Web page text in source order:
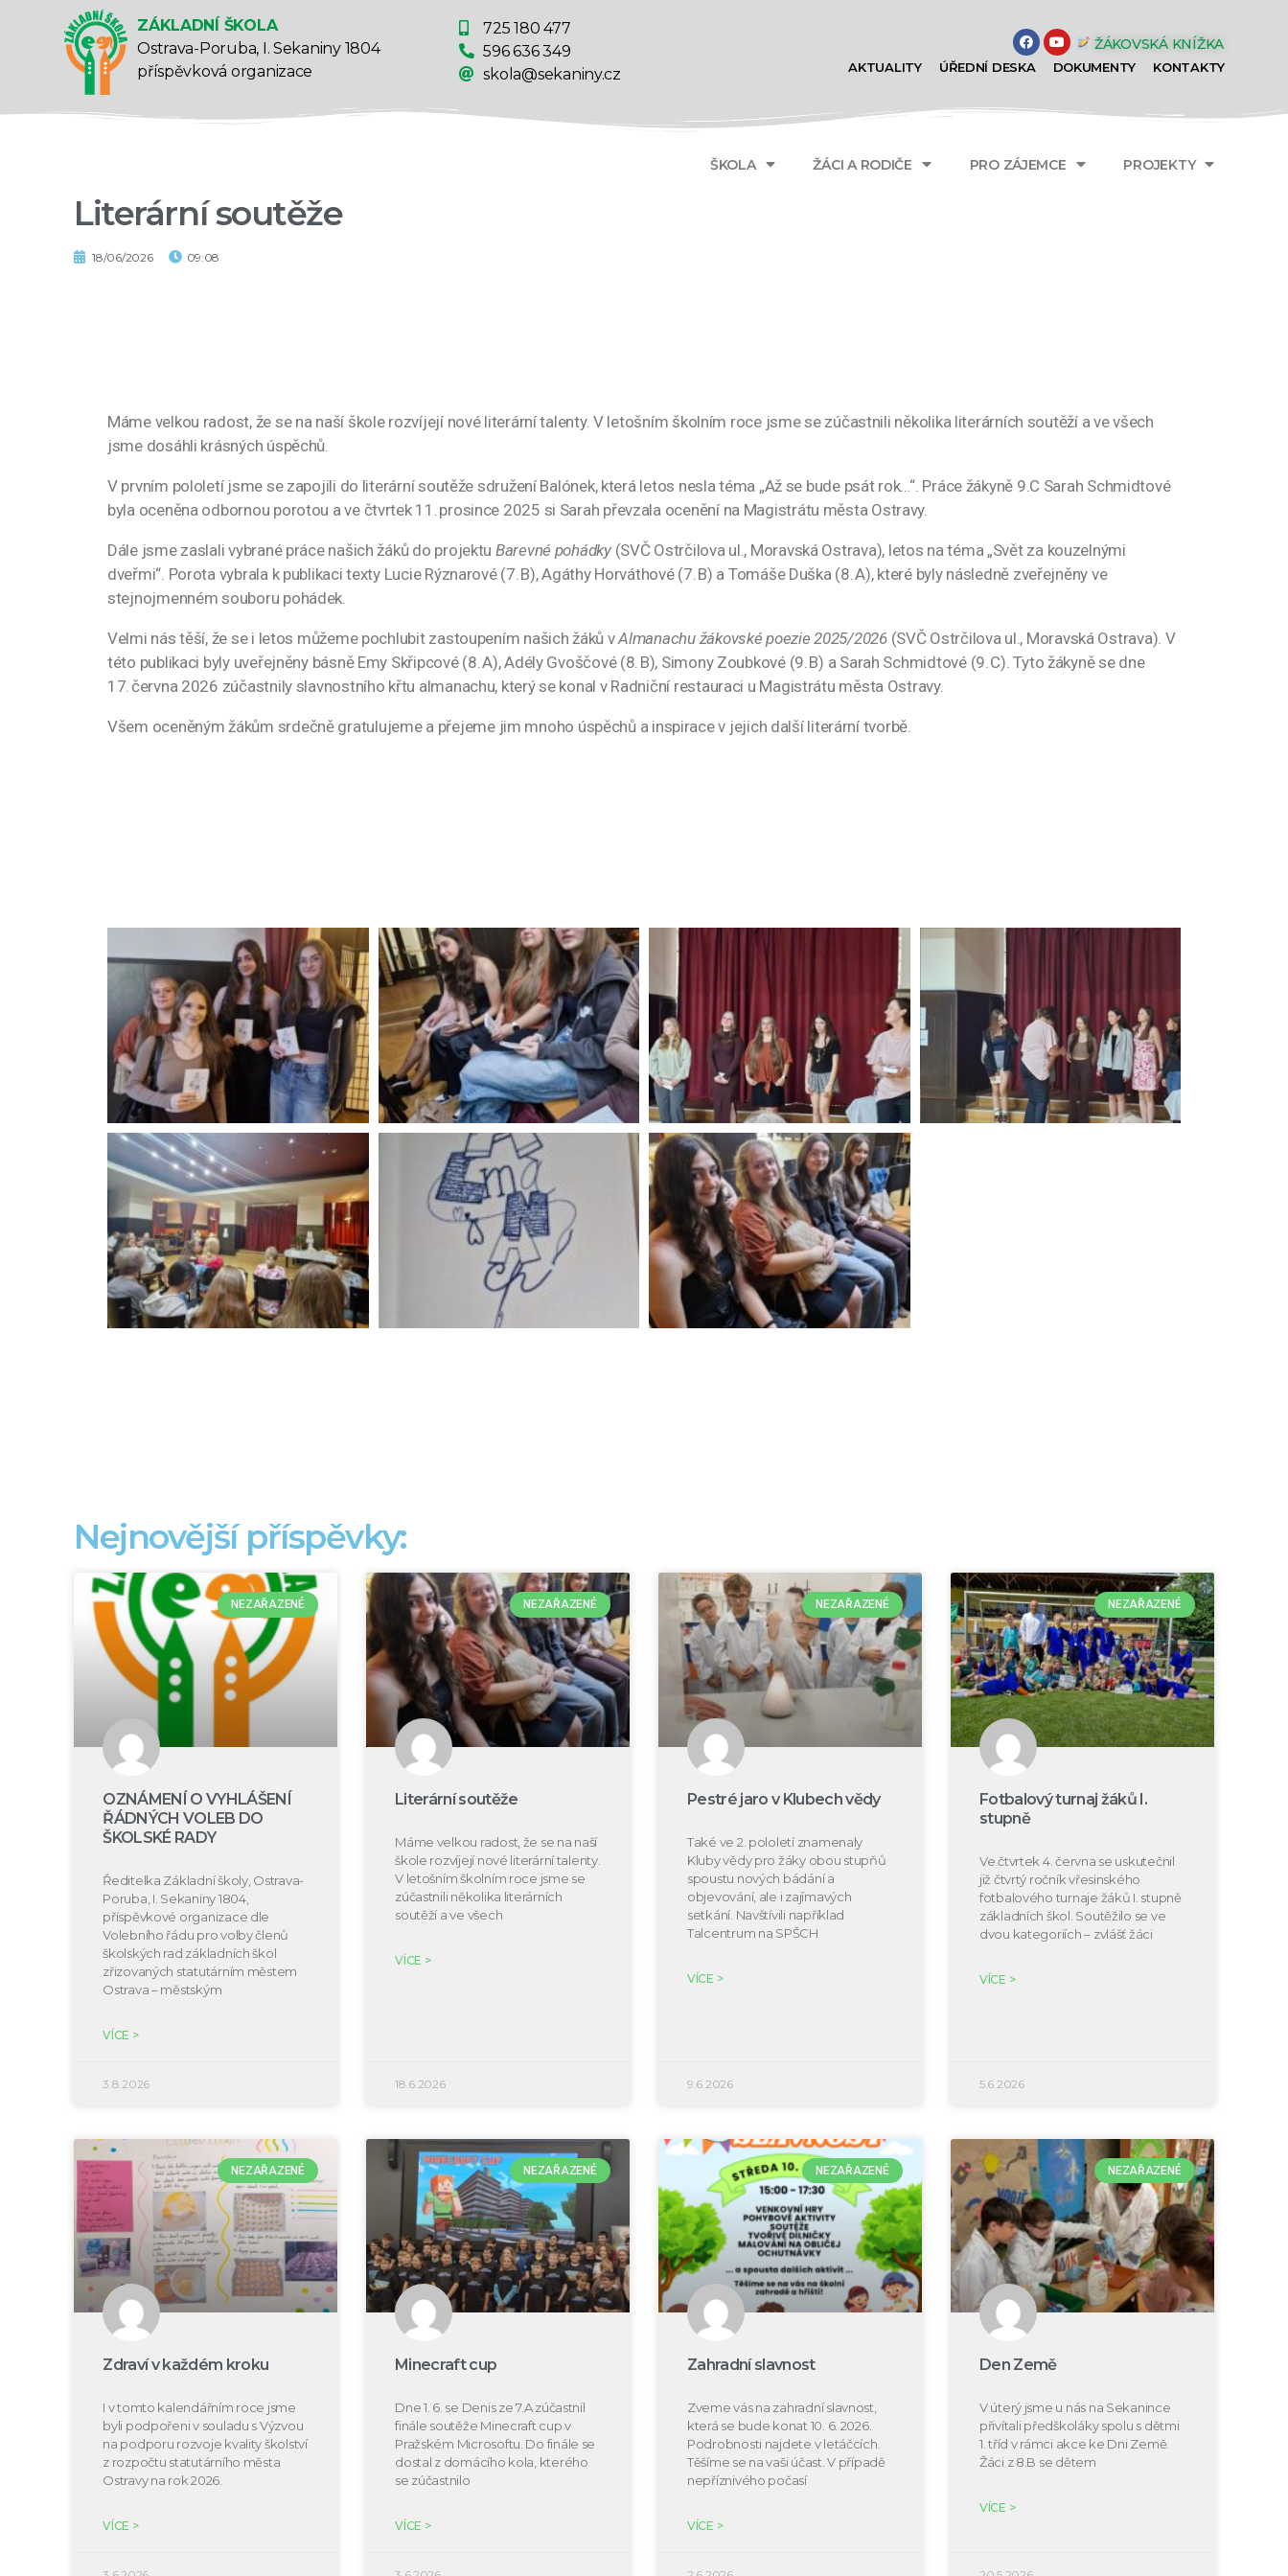
ZÁKLADNÍ ŠKOLA
Ostrava-Poruba, I. Sekaniny 1804
příspěvková organizace
725 180 477
596 636 349
skola@sekaniny.cz
ŽÁKOVSKÁ KNÍŽKA
AKTUALITY ÚŘEDNÍ DESKA DOKUMENTY KONTAKTY
ŠKOLA ŽÁCI A RODIČE PRO ZÁJEMCE PROJEKTY
Literární soutěže
18/06/2026 09:08
Máme velkou radost, že se na naší škole rozvíjejí nové literární talenty. V letošním školním roce jsme se zúčastnili několika literárních soutěží a ve všech
jsme dosáhli krásných úspěchů.
V prvním pololetí jsme se zapojili do literární soutěže sdružení Balónek, která letos nesla téma „Až se bude psát rok…“. Práce žákyně 9.C Sarah Schmidtové
byla oceněna odbornou porotou a ve čtvrtek 11. prosince 2025 si Sarah převzala ocenění na Magistrátu města Ostravy.
Dále jsme zaslali vybrané práce našich žáků do projektu Barevné pohádky(SVČ Ostrčilova ul., Moravská Ostrava), letos na téma „Svět za kouzelnými
dveřmi“. Porota vybrala k publikaci texty Lucie Rýznarové (7. B), Agáthy Horváthové (7. B) a Tomáše Duška (8. A), které byly následně zveřejněny ve
stejnojmenném souboru pohádek.
Velmi nás těší, že se i letos můžeme pochlubit zastoupením našich žáků vAlmanachu žákovské poezie 2025/2026 (SVČ Ostrčilova ul., Moravská Ostrava). V
této publikaci byly uveřejněny básně Emy Skřipcové (8. A), Adély Gvoščové (8. B), Simony Zoubkové (9. B) a Sarah Schmidtové (9. C). Tyto žákyně se dne
17. června 2026 zúčastnily slavnostního křtu almanachu, který se konal v Radniční restauraci u Magistrátu města Ostravy.
Všem oceněným žákům srdečně gratulujeme a přejeme jim mnoho úspěchů a inspirace v jejich další literární tvorbě.
Nejnovější příspěvky:
NEZAŘAZENÉ
OZNÁMENÍ O VYHLÁŠENÍ
ŘÁDNÝCH VOLEB DO
ŠKOLSKÉ RADY
Ředitelka Základní školy, Ostrava-
Poruba, I. Sekaniny 1804,
příspěvkové organizace dle
Volebního řádu pro volby členů
školských rad základních škol
zřizovaných statutárním městem
Ostrava – městským
VÍCE >
3.8.2026
NEZAŘAZENÉ
Literární soutěže
Máme velkou radost, že se na naší
škole rozvíjejí nové literární talenty.
V letošním školním roce jsme se
zúčastnili několika literárních
soutěží a ve všech
VÍCE >
18.6.2026
NEZAŘAZENÉ
Pestré jaro v Klubech vědy
Také ve 2. pololetí znamenaly
Kluby vědy pro žáky obou stupňů
spoustu nových bádání a
objevování, ale i zajímavých
setkání. Navštívili například
Talcentrum na SPŠCH
VÍCE >
9.6.2026
NEZAŘAZENÉ
Fotbalový turnaj žáků I.
stupně
Ve čtvrtek 4. června se uskutečnil
již čtvrtý ročník vřesinského
fotbalového turnaje žáků I. stupně
základních škol. Soutěžilo se ve
dvou kategoriích – zvlášť žáci
VÍCE >
5.6.2026
NEZAŘAZENÉ
Zdraví v každém kroku
I v tomto kalendářním roce jsme
byli podpořeni v souladu s Výzvou
na podporu rozvoje kvality školství
z rozpočtu statutárního města
Ostravy na rok 2026.
VÍCE >
NEZAŘAZENÉ
Minecraft cup
Dne 1. 6. se Denis ze 7.A zúčastnil
finále soutěže Minecraft cup v
Pražském Microsoftu. Do finále se
dostal z domácího kola, kterého
se zúčastnilo
VÍCE >
NEZAŘAZENÉ
Zahradní slavnost
Zveme vás na zahradní slavnost,
která se bude konat 10. 6. 2026.
Podrobnosti najdete v letáčcích.
Těšíme se na vaši účast. V případě
nepříznivého počasí
VÍCE >
NEZAŘAZENÉ
Den Země
V úterý jsme u nás na Sekanince
přivítali předškoláky spolu s dětmi
1. tříd v rámci akce ke Dni Země.
Žáci z 8.B se dětem
VÍCE >